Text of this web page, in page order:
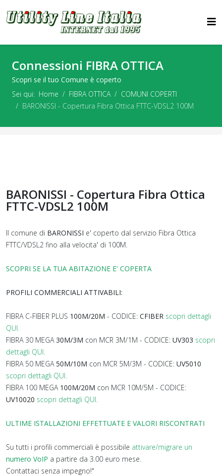
Connessioni FIBRA OTTICA
Scopri se il tuo Comune è coperto
Sei qui: Home FIBRA OTTICA
COMUNI COPERTI
BARONISSI - Copertura Fibra Ottica FTTC-VDSL2 100M
BARONISSI - Copertura Fibra Ottica
FTTC-VDSL2 100M
Il comune di BARONISSI e' coperto dal servizio Fibra Ottica
FTTC/VDSL2 fino alla velocita' di 100M.
SCOPRI SE LA TUA ABITAZIONE E' COPERTA
PROFILI COMMERCIALI ATTIVABILI:
FIBRA C-FIBER PLUS 100M/20M - CODICE: CFIBER scopri dettagli
QUI.
FIBRA 30 MEGA30M/3M con MCR 3M/1M - CODICE: UV303 scopri
dettagli QUI.
FIBRA 50 MEGA50M/10M con MCR 5M/3M - CODICE: UV5010
scopri dettagli QUI.
FIBRA 100 MEGA 100M/20M con MCR 10M/5M - CODICE:
UV10020 scopri dettagli QUI.
ULTIME ISTALLAZIONI EFFETTUATE E VALORI RISCONTRATI
Su tutti i profili commerciali è possibile attivare/migrare un
numero VoIP a partire da 3.00 euro mese.
Contattaci senza impegno!"